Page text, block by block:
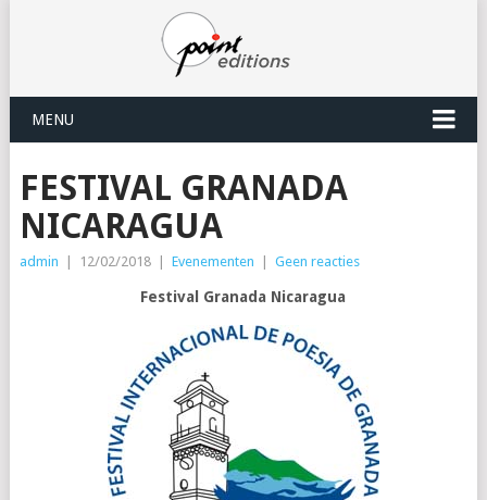
MENU
FESTIVAL GRANADA
NICARAGUA
admin 12/02/2018 Evenementen Geen reacties
Festival Granada Nicaragua